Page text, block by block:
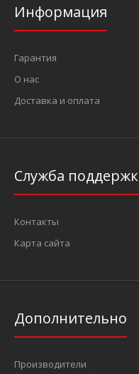
Информация
Гарантия
О нас
Доставка и оплата
Служба
Контакты
Карта сайта
Дополнительно
Производители